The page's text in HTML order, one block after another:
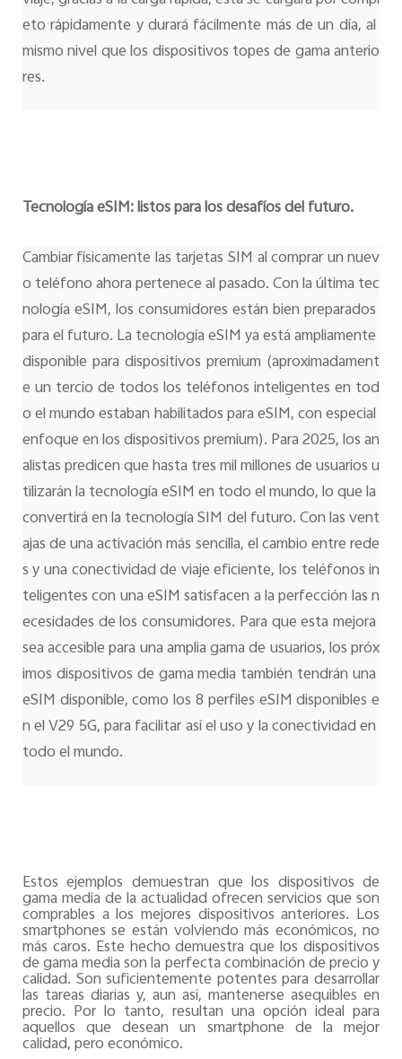
eto rápidamente y durará fácilmente más de un día, al
mismo nivel que los dispositivos topes de gama anterio
res.
Tecnología eSIM: listos para los desafíos del futuro.
Cambiar físicamente las tarjetas SIM al comprar un nuev
o teléfono ahora pertenece al pasado. Con la última tec
nología eSIM, los consumidores están bien preparados
para el futuro. La tecnología eSIM ya está ampliamente
disponible para dispositivos premium (aproximadament
e un tercio de todos los teléfonos inteligentes en tod
o el mundo estaban habilitados para eSIM, con especial
enfoque en los dispositivos premium). Para 2025, los an
alistas predicen que hasta tres mil millones de usuarios u
tilizarán la tecnología eSIM en todo el mundo, lo que la
convertirá en la tecnología SIM del futuro. Con las vent
ajas de una activación más sencilla, el cambio entre rede
s y una conectividad de viaje eficiente, los teléfonos in
teligentes con una eSIM satisfacen a la perfección las n
ecesidades de los consumidores. Para que esta mejora
sea accesible para una amplia gama de usuarios, los próx
imos dispositivos de gama media también tendrán una
eSIM disponible, como los 8 perfiles eSIM disponibles e
n el V29 5G, para facilitar así el uso y la conectividad en
todo el mundo.
Estos ejemplos demuestran que los dispositivos de
gama media de la actualidad ofrecen servicios que son
comprables a los mejores dispositivos anteriores. Los
smartphones se están volviendo más económicos, no
más caros. Este hecho demuestra que los dispositivos
de gama media son la perfecta combinación de precio y
calidad. Son suficientemente potentes para desarrollar
las tareas diarias y, aun así, mantenerse asequibles en
precio. Por lo tanto, resultan una opción ideal para
aquellos que desean un smartphone de la mejor
calidad, pero económico.